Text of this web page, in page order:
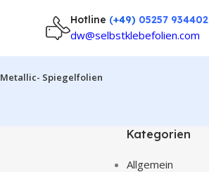
Hotline (+49) 05257 934402
dw@selbstklebefolien.com
Metallic- Spiegelfolien
Kategorien
Allgemein